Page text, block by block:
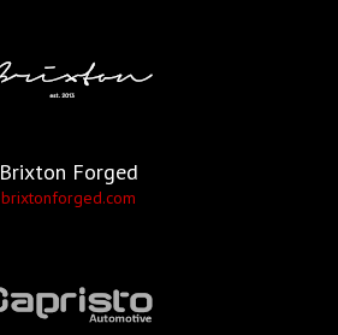
Brixton Forged
brixtonforged.com